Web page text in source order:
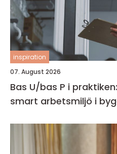
inspiration
07. August 2026
Bas U/bas P i
smart arbetsmiljö i